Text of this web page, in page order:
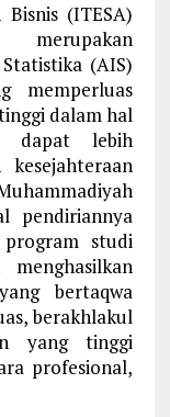
(ITESA)
merupakan
(AIS)
memperluas
dalam hal
dapat lebih
pendiriannya
studi
bertaqwa
berakhlakul
yang tinggi
profesional,